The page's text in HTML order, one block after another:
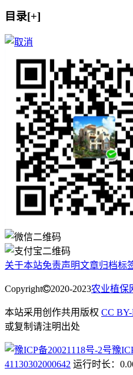
目录[+]
关于本站免责声明文章归档标
Copyright 2020-2023农业植保
本站采用创作共用版权 CC
或复制请注明出处
豫
41130302000642 运行时长：